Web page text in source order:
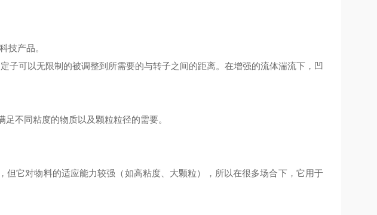
技产品。
子可以无限制的被调整到所需要的与转子之间的距离。在增强的流体湍流下，凹
不同粘度的物质以及颗粒粒径的需要。
但它对物料的适应能力较强（如高粘度、大颗粒），所以在很多场合下，它用于